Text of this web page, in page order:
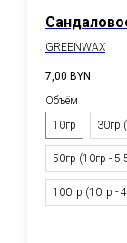
GREENWAX
7,00 BYN
Объём
10гр
30гр
50гр (10гр -
100гр (10гр -